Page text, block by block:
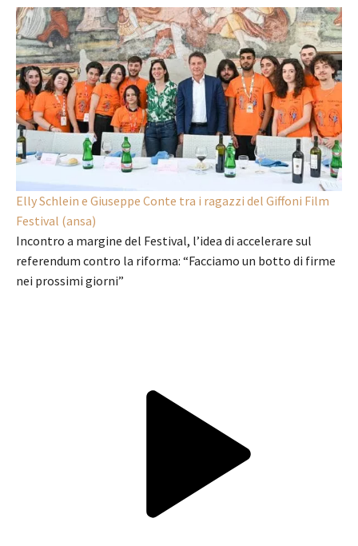
Elly Schlein e Giuseppe Conte tra i ragazzi del Giffoni Film
Festival (ansa)
Incontro a margine del Festival, l’idea di accelerare sul
referendum contro la riforma: “Facciamo un botto di firme
nei prossimi giorni”